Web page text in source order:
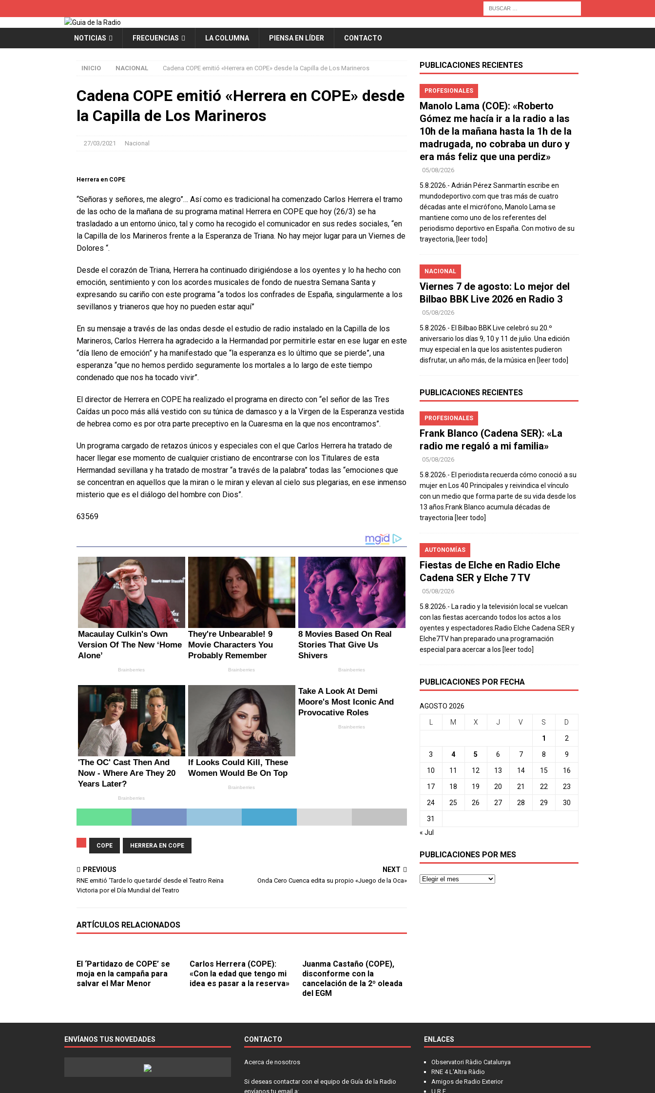
NOTICIAS FRECUENCIAS LA COLUMNA PIENSA EN LÍDER CONTACTO
INICIO NACIONAL Cadena COPE emitió «Herrera en COPE» desde la Capilla de Los Marineros
Cadena COPE emitió «Herrera en COPE» desde
la Capilla de Los Marineros
27/03/2021 Nacional
Herrera en COPE
“Señoras y señores, me alegro”… Así como es tradicional ha comenzado Carlos Herrera el tramo
de las ocho de la mañana de su programa matinal Herrera en COPE que hoy (26/3) se ha
trasladado a un entorno único, tal y como ha recogido el comunicador en sus redes sociales, “en
la Capilla de los Marineros frente a la Esperanza de Triana. No hay mejor lugar para un Viernes de
Dolores “.
Desde el corazón de Triana, Herrera ha continuado dirigiéndose a los oyentes y lo ha hecho con
emoción, sentimiento y con los acordes musicales de fondo de nuestra Semana Santa y
expresando su cariño con este programa “a todos los confrades de España, singularmente a los
sevillanos y trianeros que hoy no pueden estar aquí”
En su mensaje a través de las ondas desde el estudio de radio instalado en la Capilla de los
Marineros, Carlos Herrera ha agradecido a la Hermandad por permitirle estar en ese lugar en este
“día lleno de emoción” y ha manifestado que “la esperanza es lo último que se pierde”, una
esperanza “que no hemos perdido seguramente los mortales a lo largo de este tiempo
condenado que nos ha tocado vivir”.
El director de Herrera en COPE ha realizado el programa en directo con “el señor de las Tres
Caídas un poco más allá vestido con su túnica de damasco y a la Virgen de la Esperanza vestida
de hebrea como es por otra parte preceptivo en la Cuaresma en la que nos encontramos”.
Un programa cargado de retazos únicos y especiales con el que Carlos Herrera ha tratado de
hacer llegar ese momento de cualquier cristiano de encontrarse con los Titulares de esta
Hermandad sevillana y ha tratado de mostrar “a través de la palabra” todas las “emociones que
se concentran en aquellos que la miran o le miran y elevan al cielo sus plegarias, en ese inmenso
misterio que es el diálogo del hombre con Dios”.
63569
COPE HERRERA EN COPE
PREVIOUS
RNE emitió ‘Tarde lo que tarde’ desde el Teatro Reina
Victoria por el Día Mundial del Teatro
NEXT
Onda Cero Cuenca edita su propio «Juego de la Oca»
ARTÍCULOS RELACIONADOS
El ‘Partidazo de COPE’ se
moja en la campaña para
salvar el Mar Menor
Carlos Herrera (COPE):
«Con la edad que tengo mi
idea es pasar a la reserva»
Juanma Castaño (COPE),
disconforme con la
cancelación de la 2º oleada
del EGM
PUBLICACIONES RECIENTES
PROFESIONALES
Manolo Lama (COE): «Roberto
Gómez me hacía ir a la radio a las
10h de la mañana hasta la 1h de la
madrugada, no cobraba un duro y
era más feliz que una perdiz»
05/08/2026
5.8.2026.- Adrián Pérez Sanmartín escribe en
mundodeportivo.com que tras más de cuatro
décadas ante el micrófono, Manolo Lama se
mantiene como uno de los referentes del
periodismo deportivo en España. Con motivo de su
trayectoria, [leer todo]
NACIONAL
Viernes 7 de agosto: Lo mejor del
Bilbao BBK Live 2026 en Radio 3
05/08/2026
5.8.2026.- El Bilbao BBK Live celebró su 20.º
aniversario los días 9, 10 y 11 de julio. Una edición
muy especial en la que los asistentes pudieron
disfrutar, un año más, de la música en [leer todo]
PUBLICACIONES RECIENTES
PROFESIONALES
Frank Blanco (Cadena SER): «La
radio me regaló a mi familia»
05/08/2026
5.8.2026.- El periodista recuerda cómo conoció a su
mujer en Los 40 Principales y reivindica el vínculo
con un medio que forma parte de su vida desde los
13 años.Frank Blanco acumula décadas de
trayectoria [leer todo]
AUTONOMÍAS
Fiestas de Elche en Radio Elche
Cadena SER y Elche 7 TV
05/08/2026
5.8.2026.- La radio y la televisión local se vuelcan
con las fiestas acercando todos los actos a los
oyentes y espectadores.Radio Elche Cadena SER y
Elche7TV han preparado una programación
especial para acercar a los [leer todo]
PUBLICACIONES POR FECHA
AGOSTO 2026
M X J V S D
1 2
3 4 5 6 7 8 9
10 11 12 13 14 15 16
17 18 19 20 21 22 23
24 25 26 27 28 29 30
31
« Jul
PUBLICACIONES POR MES
ENVÍANOS TUS NOVEDADES CONTACTO
Acerca de nosotros
Si deseas contactar con el equipo de Guía de la Radio
envíanos tu email a:
ENLACES
Observatori Ràdio Catalunya
RNE 4 L'Altra Ràdio
Amigos de Radio Exterior
U.R.E.